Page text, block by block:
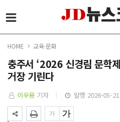
HOME 교육·문화
충주서 ‘2026 신경림 문학
거장 기린다
이우용 기자 발행 2026-05-